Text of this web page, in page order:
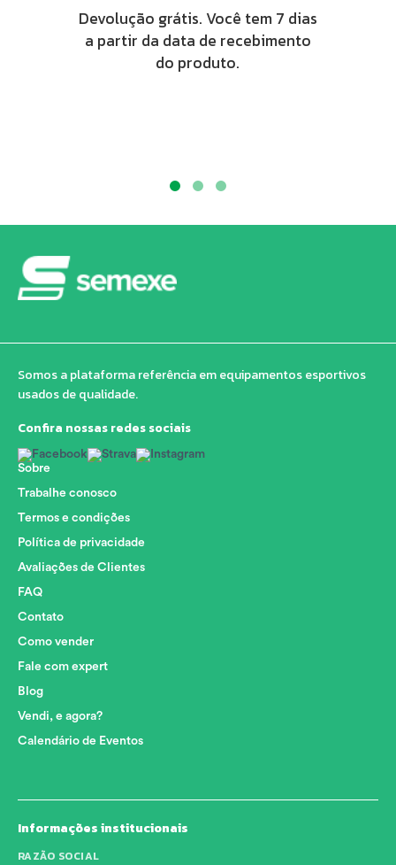
Devolução grátis. Você tem 7 dias
a partir da data de recebimento
do produto.
Somos a plataforma referência em equipamentos esportivos
usados de qualidade.
Confira nossas redes sociais
Sobre
Trabalhe conosco
Termos e condições
Política de privacidade
Avaliações de Clientes
FAQ
Contato
Como vender
Fale com expert
Blog
Vendi, e agora?
Calendário de Eventos
Informações institucionais
RAZÃO SOCIAL